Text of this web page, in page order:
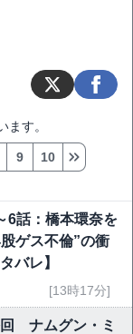
ます。
9 10
6話：橋本環奈を
ゲス不倫”の衝
バレ】
[13時17分]
ナムグン・ミ